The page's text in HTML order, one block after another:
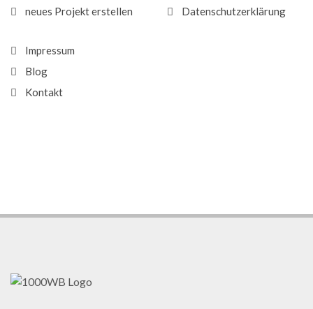
neues Projekt erstellen
Datenschutzerklärung
Impressum
Blog
Kontakt